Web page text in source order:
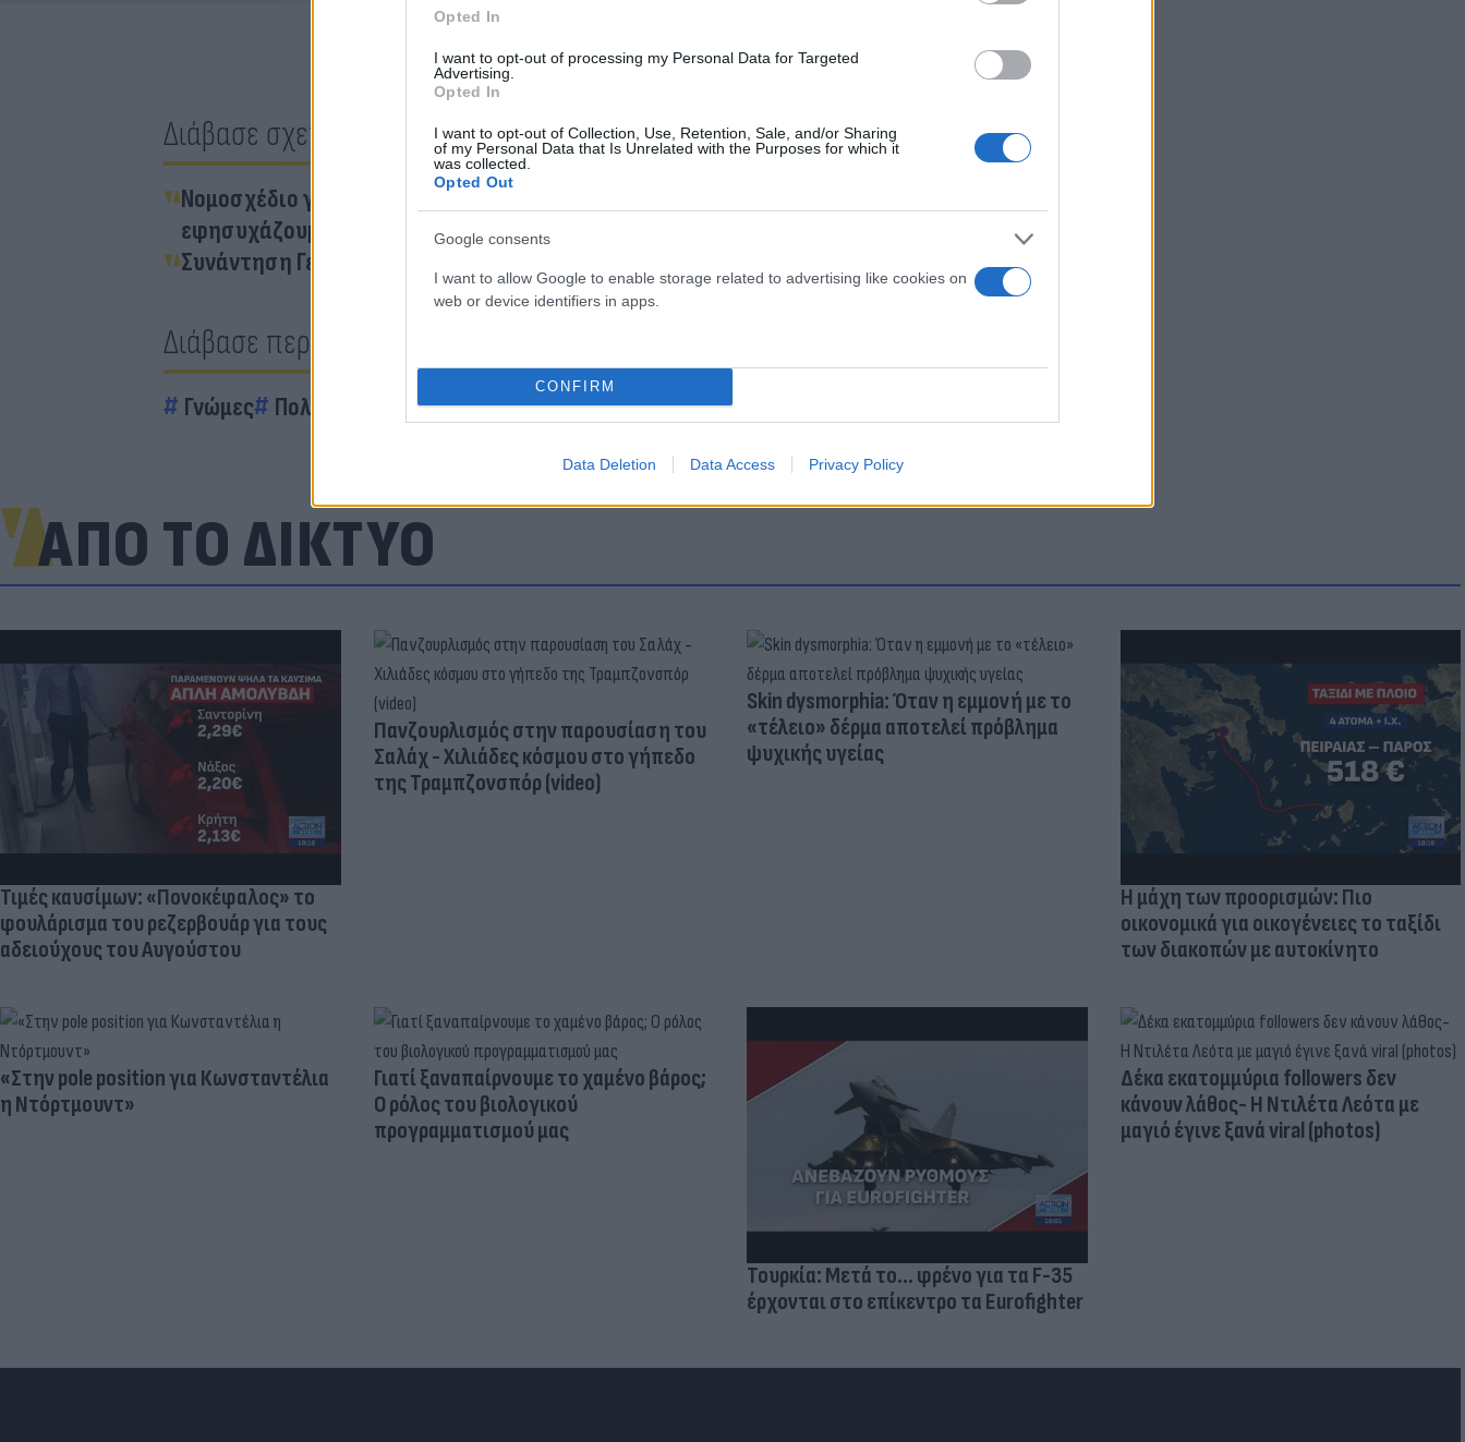
Opted In
I want to opt-out of processing my Personal Data for Targeted
Advertising.
Opted In
I want to opt-out of Collection, Use, Retention, Sale, and/or Sharing
of my Personal Data that Is Unrelated with the Purposes for which it
was collected.
Opted Out
Google consents
I want to allow Google to enable storage related to advertising like cookies on
web or device identifiers in apps.
CONFIRM
Data Deletion Data Access Privacy Policy
Διάβασε σχετικά
Νομοσχέδιο για «Γαλάζια Πατρίδα» - Γεραπετρίτης: Όλα μας τα όπλα είναι ενεργά - Δεν
εφησυχάζουμε
Συνάντηση Γεραπετρίτη-Φιντάν στη Σόφια: Στο «τραπέζι» η Γαλάζια Πατρίδα
Διάβασε περισσότερα
Γνώμες Πολιτική Ελληνοτουρκικά Αιγαίο Γιώργος Γεραπετρίτης
ΑΠΟ ΤΟ ΔΙΚΤΥΟ
Τιμές καυσίμων: «Πονοκέφαλος» το
φουλάρισμα του ρεζερβουάρ για τους
αδειούχους του Αυγούστου
Πανζουρλισμός στην παρουσίαση του
Σαλάχ - Χιλιάδες κόσμου στο γήπεδο
της Τραμπζονσπόρ (video)
Skin dysmorphia: Όταν η εμμονή με το
«τέλειο» δέρμα αποτελεί πρόβλημα
ψυχικής υγείας
Η μάχη των προορισμών: Πιο
οικονομικά για οικογένειες το ταξίδι
των διακοπών με αυτοκίνητο
«Στην pole position για Κωνσταντέλια
η Ντόρτμουντ»
Γιατί ξαναπαίρνουμε το χαμένο βάρος;
Ο ρόλος του βιολογικού
προγραμματισμού μας
Τουρκία: Μετά το... φρένο για τα F-35
έρχονται στο επίκεντρο τα Eurofighter
Δέκα εκατομμύρια followers δεν
κάνουν λάθος- Η Ντιλέτα Λεότα με
μαγιό έγινε ξανά viral (photos)